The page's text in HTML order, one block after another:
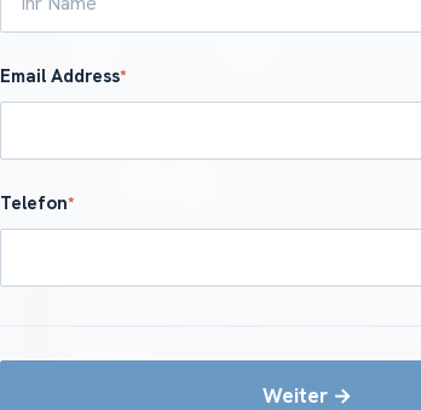
Email Address*
Telefon*
Weiter